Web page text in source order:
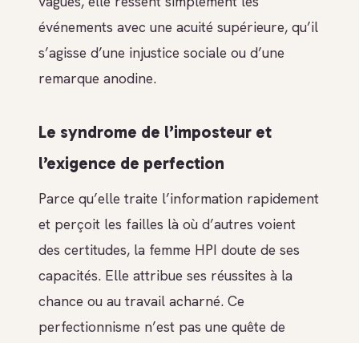
événements avec une acuité supérieure, qu’il
s’agisse d’une injustice sociale ou d’une
remarque anodine.
Le syndrome de l’imposteur et
l’exigence de perfection
Parce qu’elle traite l’information rapidement
et perçoit les failles là où d’autres voient
des certitudes, la femme HPI doute de ses
capacités. Elle attribue ses réussites à la
chance ou au travail acharné. Ce
perfectionnisme n’est pas une quête de